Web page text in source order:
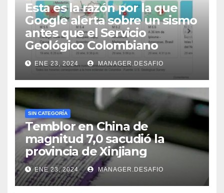
Esta es la razón por la que
Google alerta sobre un sismo
antes que el Servicio
Geológico Colombiano
ENE 23, 2024 MANAGER.DESAFIO
SIN CATEGORÍA
Temblor en China de
magnitud 7,0 sacudió la
provincia de Xinjiang
ENE 23, 2024 MANAGER.DESAFIO